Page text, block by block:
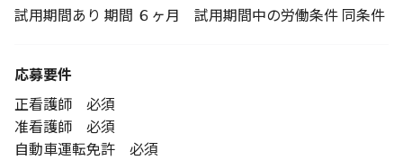
試用期間あり 期間 ６ヶ月 試用期間中の労働条件 同条件
応募要件
正看護師 必須
准看護師 必須
自動車運転免許 必須